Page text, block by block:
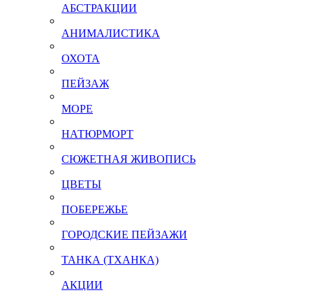
АБСТРАКЦИИ
АНИМАЛИСТИКА
ОХОТА
ПЕЙЗАЖ
МОРЕ
НАТЮРМОРТ
СЮЖЕТНАЯ ЖИВОПИСЬ
ЦВЕТЫ
ПОБЕРЕЖЬЕ
ГОРОДСКИЕ ПЕЙЗАЖИ
ТАНКА (ТХАНКА)
АКЦИИ